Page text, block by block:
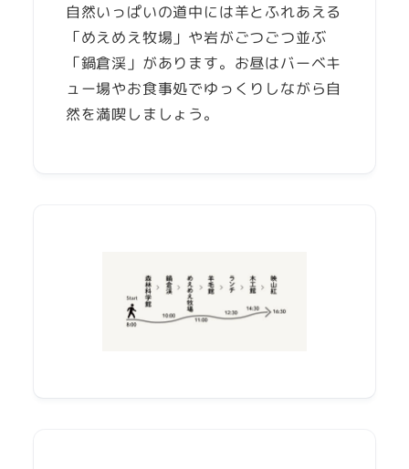
自然いっぱいの道中には羊とふれあえる
「めえめえ牧場」や岩がごつごつ並ぶ
「鍋倉渓」があります。お昼はバーベキ
ュー場やお食事処でゆっくりしながら自
然を満喫しましょう。